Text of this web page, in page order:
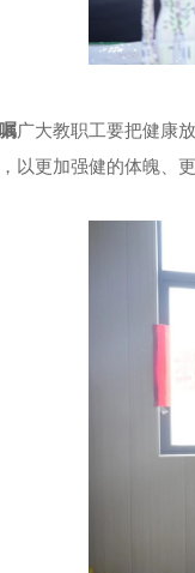
广大教职工要把健康
以更加强健的体魄、